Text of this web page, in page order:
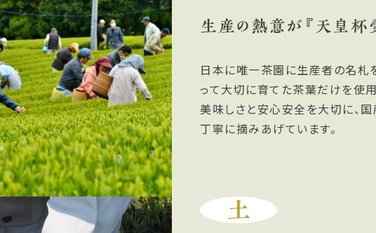
生産の熱意が『天皇杯
日本に唯一茶園に生産者の名札
って大切に育てた茶葉だけを使用
美味しさと安心安全を大切に、
丁寧に摘みあげています。
土